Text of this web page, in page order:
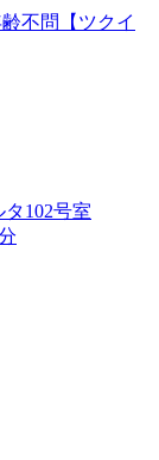
不問【ツクイ
102号室